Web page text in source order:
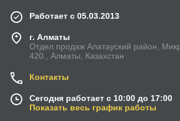
Работает с 05.03.2013
г. Алматы
Отдел продаж Алатауский район,
420., Алматы, Казахстан
Контакты
Сегодня работает с 10:00 до 17:00
Показать весь график работы